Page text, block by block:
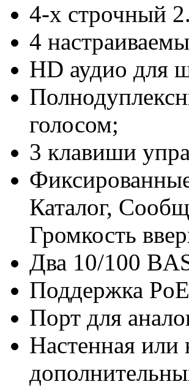
4-х строчный
4
HD аудио для
голосом;
3 клавиши
Каталог,
Громкость
Два 10/100
Поддержка
Порт для
Настенная или